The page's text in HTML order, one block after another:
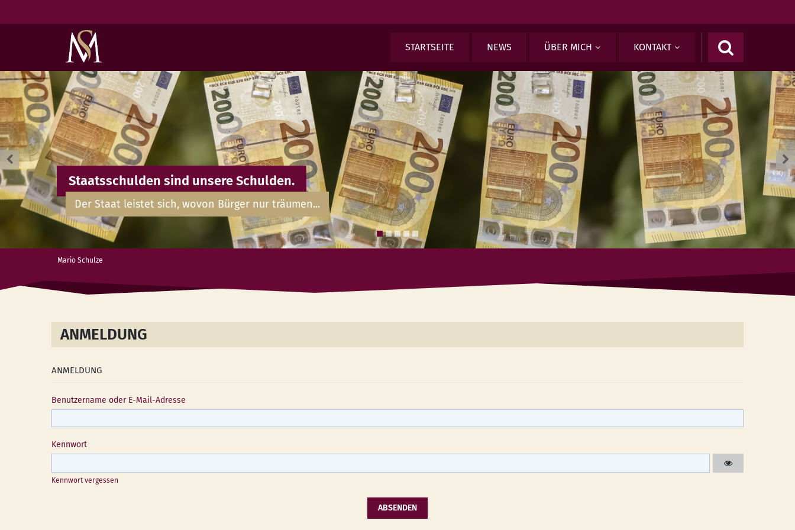
STARTSEITE NEWS ÜBER MICH KONTAKT
Staatsschulden sind unsere Schulden.
Der Staat leistet sich, wovon Bürger nur träumen...
Mario Schulze
ANMELDUNG
ANMELDUNG
Benutzername oder E-Mail-Adresse
Kennwort
Kennwort vergessen